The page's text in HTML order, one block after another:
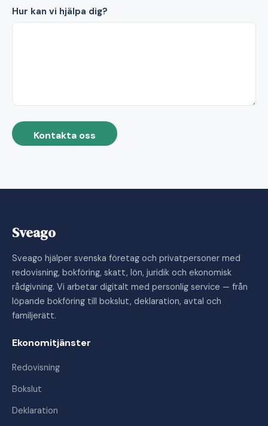
Hur kan vi hjälpa dig?
Kontakta oss
Sveago
Sveago hjälper svenska företag och privatpersoner med
redovisning, bokföring, skatt, lön, juridik och ekonomisk
rådgivning. Vi arbetar digitalt med personlig service — från
löpande bokföring till bokslut, deklaration, avtal och
familjerätt.
Ekonomitjänster
Redovisning
Bokslut
Deklaration